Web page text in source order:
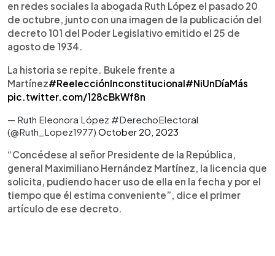
en redes sociales la abogada Ruth López el pasado 20
de octubre, junto con una imagen de la publicación del
decreto 101 del Poder Legislativo emitido el 25 de
agosto de 1934.
La historia se repite. Bukele frente a
Martínez#ReelecciónInconstitucional#NiUnDíaMás
pic.twitter.com/128cBkWf8n
— Ruth Eleonora López #DerechoElectoral
(@Ruth_Lopez1977) October 20, 2023
“Concédese al señor Presidente de la República,
general Maximiliano Hernández Martínez, la licencia que
solicita, pudiendo hacer uso de ella en la fecha y por el
tiempo que él estima conveniente”, dice el primer
artículo de ese decreto.